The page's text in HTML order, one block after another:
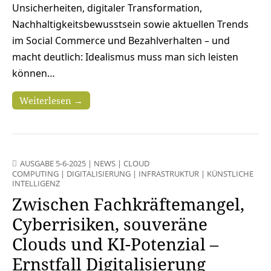
Unsicherheiten, digitaler Transformation,
Nachhaltigkeitsbewusstsein sowie aktuellen Trends
im Social Commerce und Bezahlverhalten – und
macht deutlich: Idealismus muss man sich leisten
können…
Weiterlesen →
AUSGABE 5-6-2025 | NEWS | CLOUD
COMPUTING | DIGITALISIERUNG | INFRASTRUKTUR | KÜNSTLICHE
INTELLIGENZ
Zwischen Fachkräftemangel,
Cyberrisiken, souveräne
Clouds und KI-Potenzial –
Ernstfall Digitalisierung